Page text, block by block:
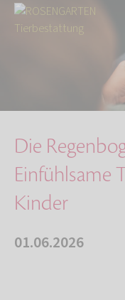
Die Regenbogenbrücke –
Die
Einfühlsame
Kinder
01.06.2026